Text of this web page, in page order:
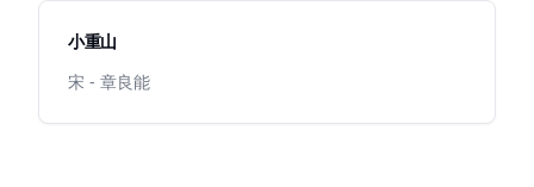
小重山
宋 - 章良能